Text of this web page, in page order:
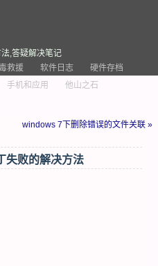
,答疑解决笔记
救援 软件日志
硬件存档
手机和应用
他山之石
windows 7下删除错误的文件关联 »
失败的解决方法